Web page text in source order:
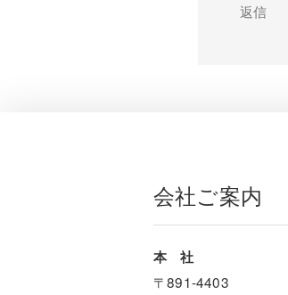
返信
会社ご案内
本 社
〒891-4403